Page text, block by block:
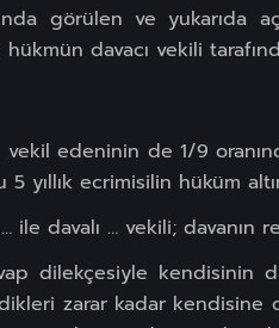
görülen ve yukarıda
davacı vekili
vekil edeninin de 1/9
yıllık ecrimisilin hüküm
… ile davalı … vekili; davanın
dilekçesiyle kendisinin
zarar kadar